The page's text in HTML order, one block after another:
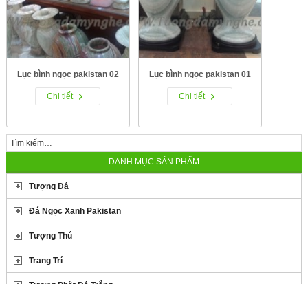
Lục bình ngọc pakistan 02
Chi tiết
Lục bình ngọc pakistan 01
Chi tiết
DANH MỤC SẢN PHẨM
Tượng Đá
Đá Ngọc Xanh Pakistan
Tượng Thú
Trang Trí